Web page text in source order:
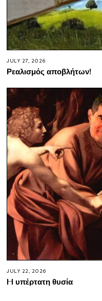
JULY 27, 2026
Ρεαλισμός αποβλήτων!
JULY 22, 2026
H υπέρτατη θυσία